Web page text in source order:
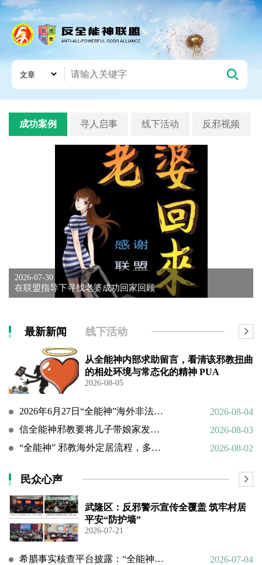
成功案例 寻人启事 线下活动 反邪视频
2026-07-30
在联盟指导下寻找老婆成功回家回顾
最新新闻 线下活动
从全能神内部求助留言，看清该邪教扭曲
的相处环境与常态化的精神 PUA
2026-08-05
2026年6月27日“全能神”海外非法活动人员照片曝光（连载109）
2026-08-04
信全能神邪教要将儿子带娘家发展成信徒
2026-08-03
“全能神” 邪教海外定居流程，多国民众担忧难民法遭滥用
2026-08-02
民众心声
武隆区：反邪警示宣传全覆盖 筑牢村居
平安“防护墙”
2026-07-21
希腊事实核查平台披露：“全能神”邪教借AI技术向欧洲渗透
2026-07-04